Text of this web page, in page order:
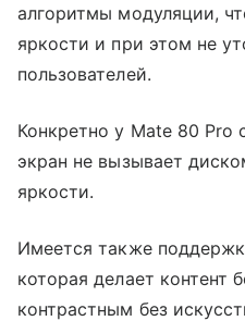
алгоритмы модуляции,
яркости и при этом не
пользователей.
Конкретно у Mate 80 Pro
экран не вызывает
яркости.
Имеется также
которая делает контент
контрастным без